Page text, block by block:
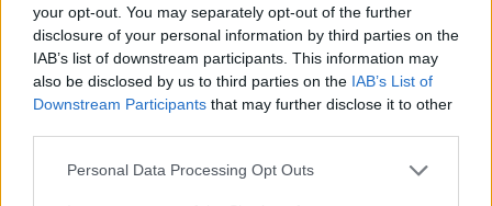
your opt-out. You may separately opt-out of the further
disclosure of your personal information by third parties on the
IAB’s list of downstream participants. This information may
also be disclosed by us to third parties on the IAB’s List of
Downstream Participants that may further disclose it to other
Please note that this website/app uses one or more Google
Personal Data Processing Opt Outs
20:20
ΣΑΝ ΣΗΜΕΡΑ – 9 Αυγούστου 1945:
Ναγκασάκι, ο δεύτερος ατομικός